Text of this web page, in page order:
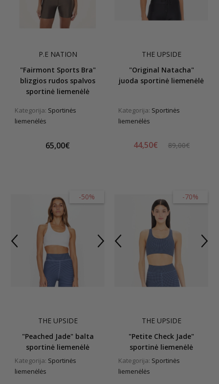
P.E NATION
"Fairmont Sports Bra"
blizgios rudos spalvos
sportinė liemenėlė
Kategorija: Sportinės
liemenėlės
65,00€
THE UPSIDE
"Original Natacha"
juoda sportinė liemenėlė
Kategorija: Sportinės
liemenėlės
44,50€ 89,00€
-50%
THE UPSIDE
"Peached Jade" balta
sportinė liemenėlė
Kategorija: Sportinės
liemenėlės
-70%
THE UPSIDE
"Petite Check Jade"
sportinė liemenėlė
Kategorija: Sportinės
liemenėlės